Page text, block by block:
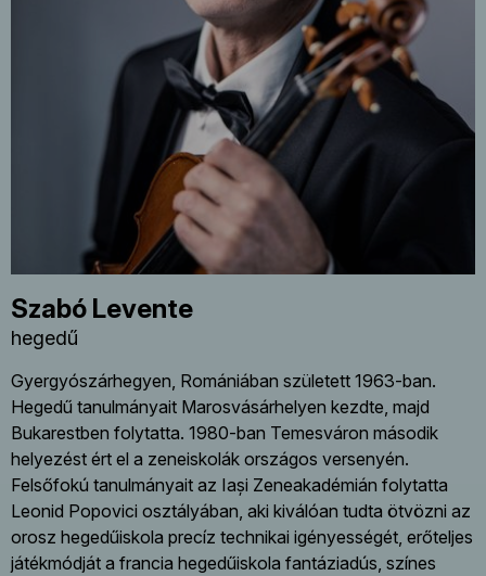
Szabó Levente
hegedű
Gyergyószárhegyen, Romániában született 1963-ban.
Hegedű tanulmányait Marosvásárhelyen kezdte, majd
Bukarestben folytatta. 1980-ban Temesváron második
helyezést ért el a zeneiskolák országos versenyén.
Felsőfokú tanulmányait az Iași Zeneakadémián folytatta
Leonid Popovici osztályában, aki kiválóan tudta ötvözni az
orosz hegedűiskola precíz technikai igényességét, erőteljes
játékmódját a francia hegedűiskola fantáziadús, színes